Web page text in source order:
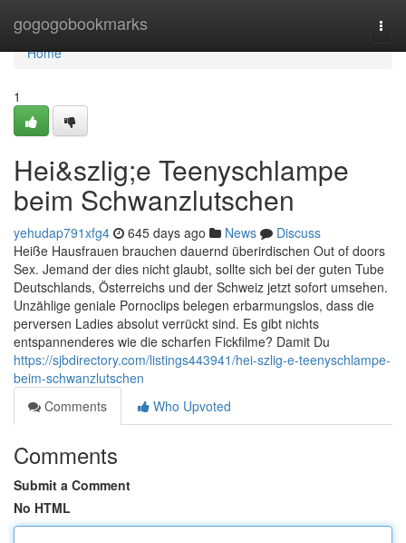
gogogobookmarks
Home
Home
1
Hei&szlig;e Teenyschlampe
beim Schwanzlutschen
yehudap791xfg4 645 days ago News
Discuss
Heiße Hausfrauen brauchen dauernd überirdischen Out of doors
Sex. Jemand der dies nicht glaubt, sollte sich bei der guten Tube
Deutschlands, Österreichs und der Schweiz jetzt sofort umsehen.
Unzählige geniale Pornoclips belegen erbarmungslos, dass die
perversen Ladies absolut verrückt sind. Es gibt nichts
entspannenderes wie die scharfen Fickfilme? Damit Du
https://sjbdirectory.com/listings443941/hei-szlig-e-teenyschlampe-
beim-schwanzlutschen
Comments
Who Upvoted
Comments
Submit a Comment
No HTML